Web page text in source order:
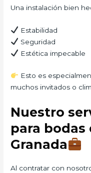
Una instalación bien
Estabilidad
Seguridad
Estética impecable
Esto es
muchos invitados o
Nuestro
para bodas
Granada
Al contratar con